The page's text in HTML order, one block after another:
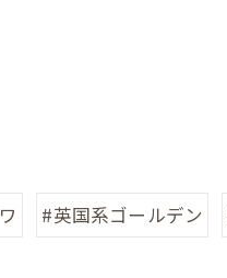
#英国系ゴールデン